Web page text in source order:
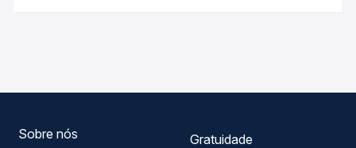
Sobre nós
Gratuidade